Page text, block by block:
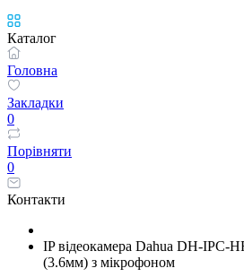
Каталог
Головна
Закладки
0
Порівняти
0
Контакти
IP відеокамера Dahua DH-IPC-
(3.6мм) з мікрофоном